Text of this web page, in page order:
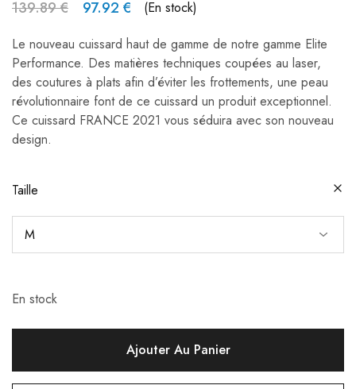
139.89€ 97.92 €
(En stock)
Le nouveau cuissard haut de gamme de notre gamme Elite
Performance. Des matières techniques coupées au laser,
des coutures à plats afin d’éviter les frottements, une peau
révolutionnaire font de ce cuissard un produit exceptionnel.
Ce cuissard FRANCE 2021 vous séduira avec son nouveau
design.
Taille
En stock
Ajouter Au Panier